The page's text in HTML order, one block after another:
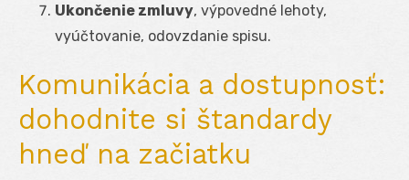
Ukončenie zmluvy, výpovedné lehoty,
vyúčtovanie, odovzdanie spisu.
Komunikácia a dostupnosť:
dohodnite si štandardy
hneď na začiatku